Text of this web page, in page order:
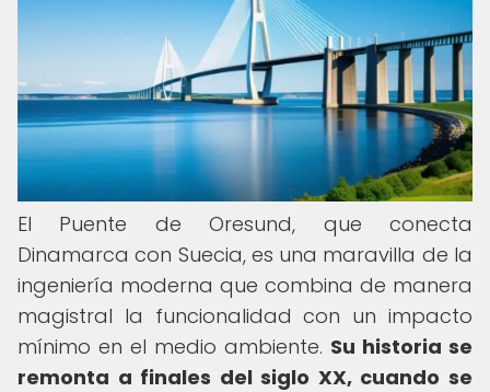
El Puente de Oresund, que conecta
Dinamarca con Suecia, es una maravilla de la
ingeniería moderna que combina de manera
magistral la funcionalidad con un impacto
mínimo en el medio ambiente. Su historia se
remonta a finales del siglo XX, cuando se